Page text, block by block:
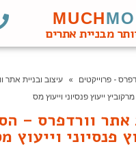
MUCH
מבניית אתרים
- פרוייקטים » עיצוב ובניית אתר
מרקוביץ ייעוץ פנסיוני וייעוץ מס
אתר וורדפרס –
פנסיוני וייעוץ